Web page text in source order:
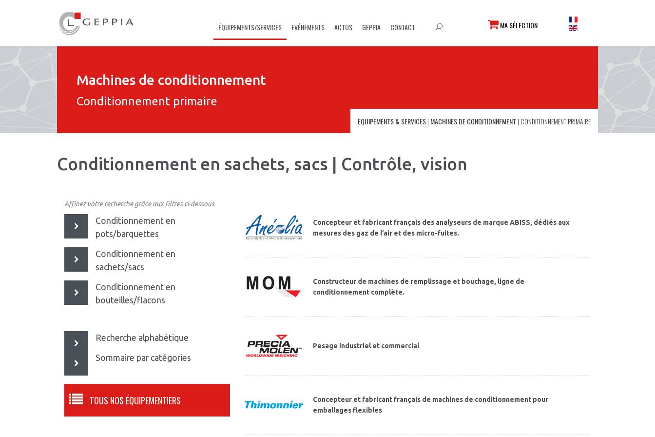
ÉQUIPEMENTS/SERVICES EVÉNEMENTS ACTUS GEPPIA CONTACT MA SÉLECTION
Machines de conditionnement
Conditionnement primaire
EQUIPEMENTS & SERVICES| MACHINES DE CONDITIONNEMENT | CONDITIONNEMENT PRIMAIRE
Conditionnement en sachets, sacs | Contrôle, vision
Affinez votre recherche grâce aux filtres ci-dessous
Conditionnement en
pots/barquettes
Conditionnement en
sachets/sacs
Conditionnement en
bouteilles/flacons
Recherche alphabétique
Sommaire par catégories
TOUS NOS ÉQUIPEMENTIERS
Concepteur et fabricant français des analyseurs de marque ABISS, dédiés aux
mesures des gaz de l’air et des micro-fuites.
Constructeur de machines de remplissage et bouchage, ligne de
conditionnement complète.
Pesage industriel et commercial
Concepteur et fabricant français de machines de conditionnement pour
emballages flexibles